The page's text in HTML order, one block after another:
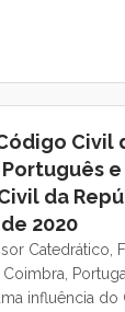
Civil
e
da
2020
Catedrático,
influência do